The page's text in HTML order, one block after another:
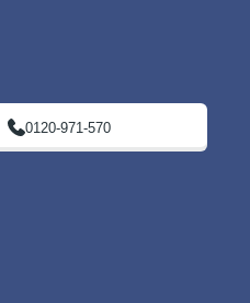
0120-971-570